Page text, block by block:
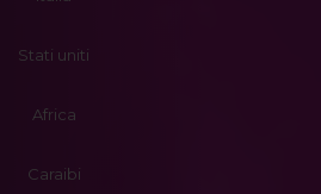
Stati uniti
Africa
Caraibi